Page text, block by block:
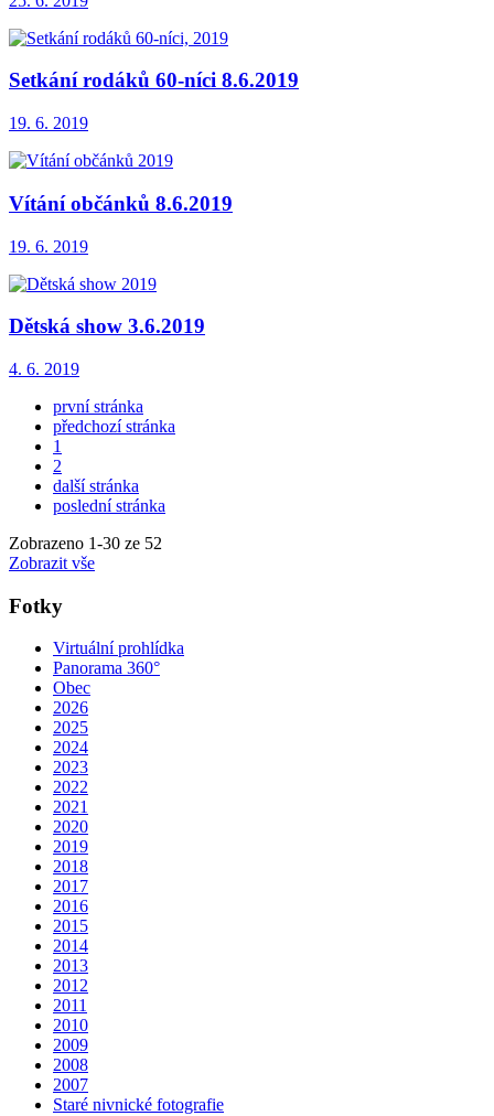
Setkání rodáků 60-níci 8.6.2019
19. 6. 2019
Vítání občánků 8.6.2019
19. 6. 2019
Dětská show 3.6.2019
4. 6. 2019
první stránka
předchozí stránka
1
2
další stránka
poslední stránka
Zobrazeno 1-30 ze 52
Zobrazit vše
Fotky
Virtuální prohlídka
Panorama 360°
Obec
2026
2025
2024
2023
2022
2021
2020
2019
2018
2017
2016
2015
2014
2013
2012
2011
2010
2009
2008
2007
Staré nivnické fotografie